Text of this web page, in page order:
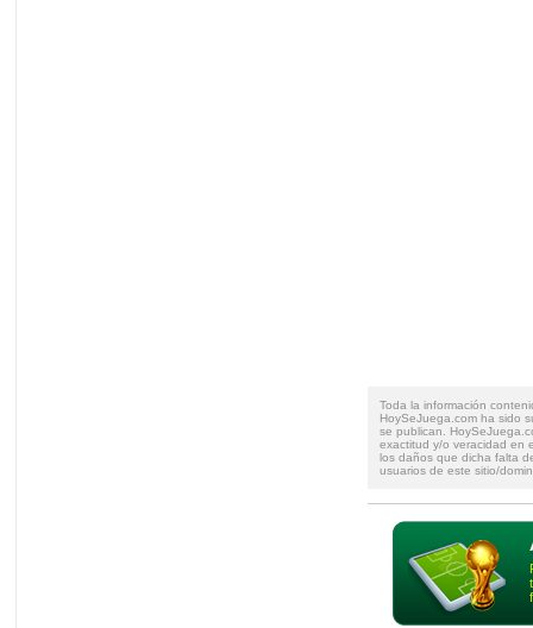
Toda la información
HoySeJuega.com ha sido
se publican.
exactitud y/o veracidad en
los daños que dicha falta
usuarios de este sitio/